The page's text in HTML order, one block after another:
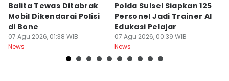
Balita Tewas Ditabrak
Mobil Dikendarai Polisi
di Bone
07 Agu 2026, 01:38 WIB
News
Polda Sulsel Siapkan 125
Personel Jadi Trainer AI
Edukasi Pelajar
07 Agu 2026, 00:39 WIB
News